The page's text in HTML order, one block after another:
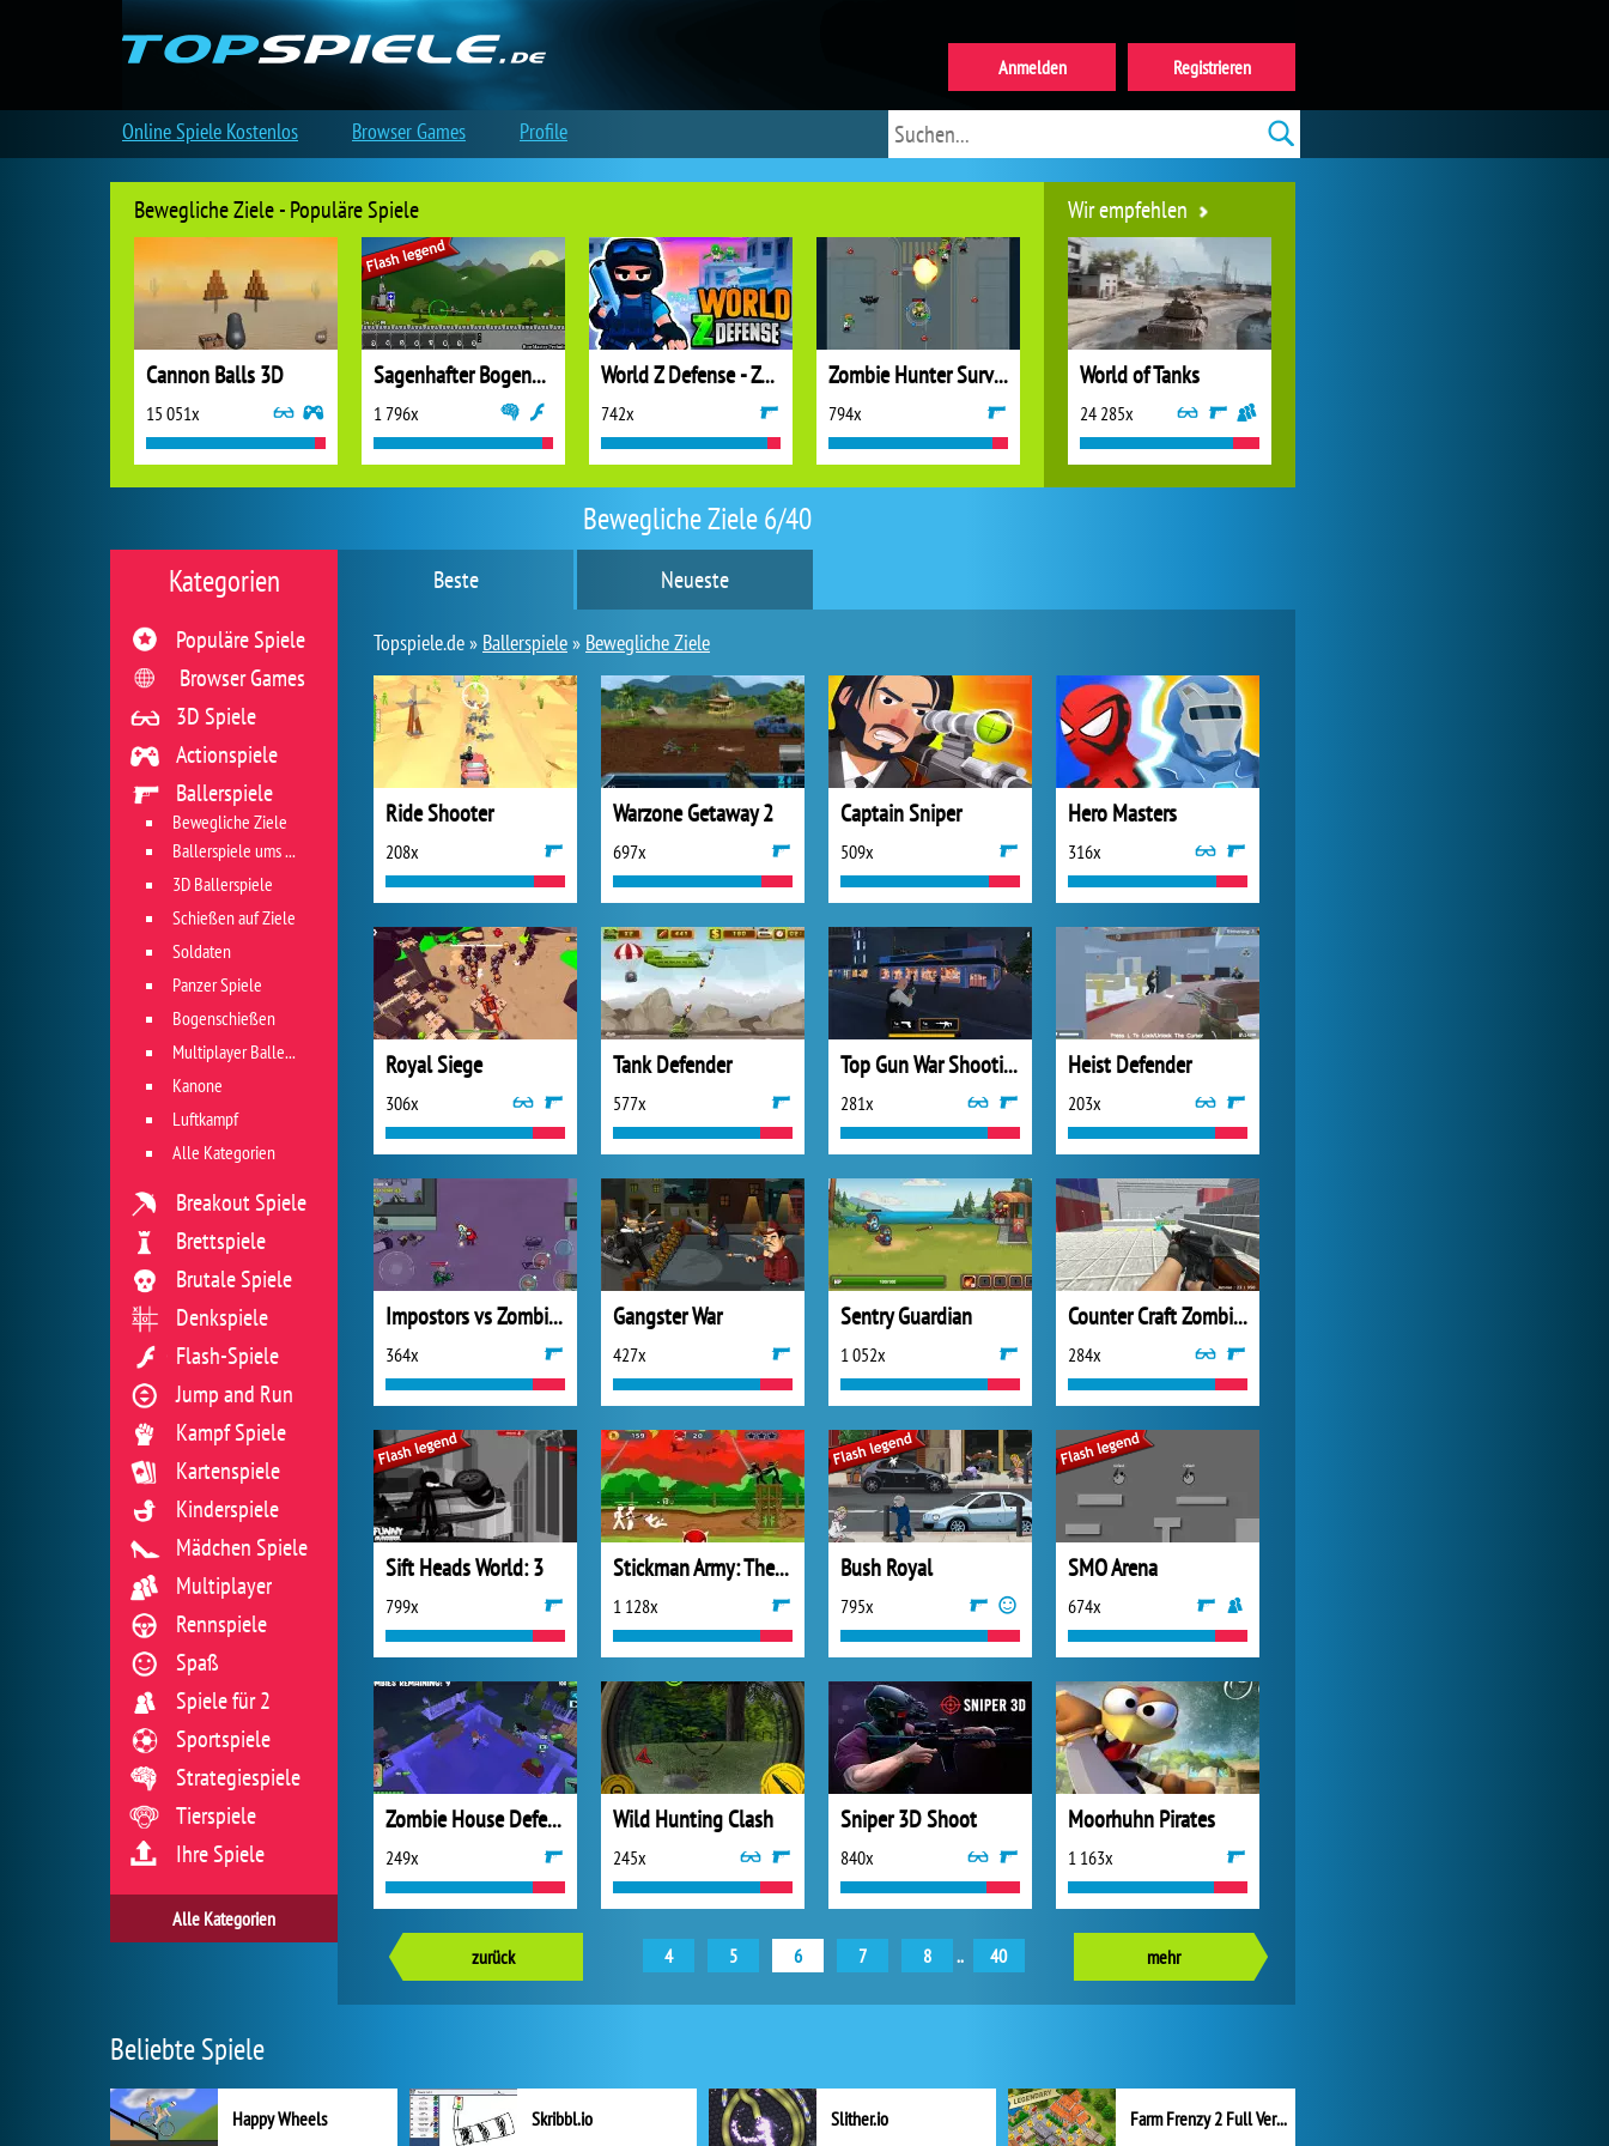
Bewegliche Ziele 6/40
Beste Neueste
Topspiele.de » Ballerspiele» Bewegliche Ziele
Ride Shooter
208x
Warzone Getaway 2
697x
Captain Sniper
509x
Hero Masters
316x
Royal Siege
306x
Tank Defender
577x
Top Gun War Shooting Games 3D
281x
Heist Defender
203x
Impostors vs Zombies: Survival
364x
Gangster War
427x
Sentry Guardian
1 052x
Counter Craft Zombies 2
284x
Sift Heads World: 3
799x
Stickman Army: The Resistance
1 128x
Bush Royal
795x
SMO Arena
674x
Zombie House Defense
249x
Wild Hunting Clash
245x
Sniper 3D Shoot
840x
Moorhuhn Pirates
1 163x
zurück 4 5 6 7 8 .. 40 mehr
Kategorien
Populäre Spiele
Browser Games
3D Spiele
Actionspiele
Ballerspiele
Bewegliche Ziele
Ballerspiele ums Überleben
3D Ballerspiele
Schießen auf Ziele
Soldaten
Panzer Spiele
Bogenschießen
Multiplayer Ballerspiele
Kanone
Luftkampf
Alle Kategorien
Breakout Spiele
Brettspiele
Brutale Spiele
Denkspiele
Flash-Spiele
Jump and Run
Kampf Spiele
Kartenspiele
Kinderspiele
Mädchen Spiele
Multiplayer
Rennspiele
Spaß
Spiele für 2
Sportspiele
Strategiespiele
Tierspiele
Ihre Spiele
Alle Kategorien
Bewegliche Ziele - Populäre Spiele
Cannon Balls 3D
15 051x
Sagenhafter Bogenschütze
1 796x
World Z Defense - Zombie Defense
742x
Zombie Hunter Survival
794x
Wir empfehlen
World of Tanks
24 285x
Zoo 2: Animal Park
My Free Zoo
Beliebte Spiele
Happy Wheels Skribbl.io Slither.io Farm Frenzy 2 Full Version
Registrieren
Anmelden
Online Spiele Kostenlos Browser Games Profile